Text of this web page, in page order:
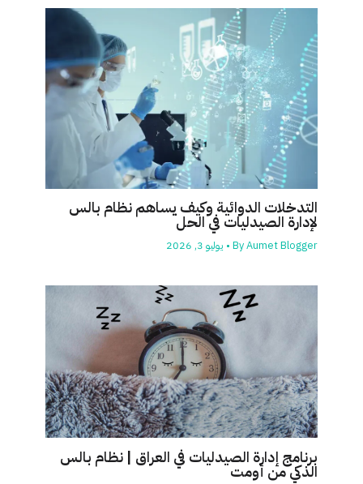
التدخلات الدوائية وكيف يساهم نظام بالس
لإدارة الصيدليات في الحل
ByAumet Blogger
• يوليو 3, 2026
برنامج إدارة الصيدليات في العراق | نظام بالس
الذكي من أومت